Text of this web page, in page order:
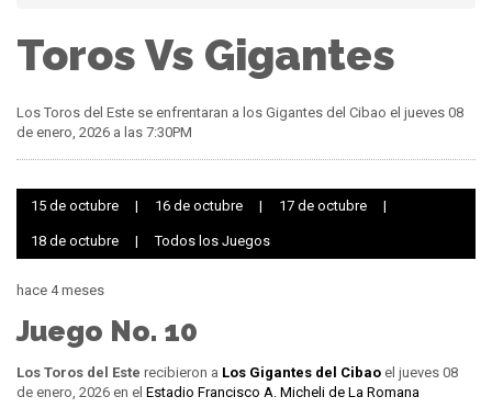
Toros Vs Gigantes
Los Toros del Este se enfrentaran a los Gigantes del Cibao el jueves 08
de enero, 2026 a las 7:30PM
15 de octubre | 16 de octubre | 17 de octubre |
18 de octubre | Todos los Juegos
hace 4 meses
Juego No. 10
Los Toros del Este recibieron a Los Gigantes del Cibao el jueves 08
de enero, 2026 en el Estadio Francisco A. Micheli de La Romana